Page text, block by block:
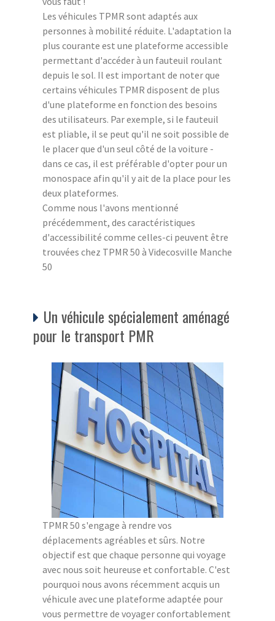
Les véhicules TPMR sont adaptés aux
personnes à mobilité réduite. L'adaptation la
plus courante est une plateforme accessible
permettant d'accéder à un fauteuil roulant
depuis le sol. Il est important de noter que
certains véhicules TPMR disposent de plus
d'une plateforme en fonction des besoins
des utilisateurs. Par exemple, si le fauteuil
est pliable, il se peut qu'il ne soit possible de
le placer que d'un seul côté de la voiture -
dans ce cas, il est préférable d'opter pour un
monospace afin qu'il y ait de la place pour les
deux plateformes.
Comme nous l'avons mentionné
précédemment, des caractéristiques
d'accessibilité comme celles-ci peuvent être
trouvées chez TPMR 50 à Videcosville Manche
50
Un véhicule spécialement aménagé
pour le transport PMR
TPMR 50 s'engage à rendre vos
déplacements agréables et sûrs. Notre
objectif est que chaque personne qui voyage
avec nous soit heureuse et confortable. C'est
pourquoi nous avons récemment acquis un
véhicule avec une plateforme adaptée pour
vous permettre de voyager confortablement